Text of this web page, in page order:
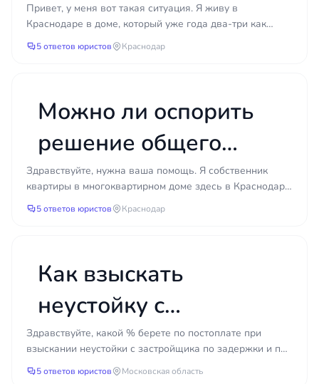
важно не откладывать обращение и начать с
честной оценки ситуации: юрист сразу скажет,
есть ли основания бороться и какой результат
дом признан
аварийным?
Привет, у меня вот такая ситуация. Я живу в
Краснодаре в доме, который уже года два-три как
стоит в списке аварийного жилого фонда. Дом
действительно...
5 ответов юристов Краснодар
Можно ли оспорить
решение общего
собрания
собственников, если
Здравствуйте, нужна ваша помощь. Я собственник
квартиры в многоквартирном доме здесь в Краснодаре.
Неделю назад узнал, что было проведено общее
5 ответов юристов Краснодар
Как взыскать
неустойку с
застройщика за
задержку и
Здравствуйте, какой % берете по постоплате при
взыскании неустойки с застройщика по задержки и по
недостаткам?
5 ответов юристов Московская область